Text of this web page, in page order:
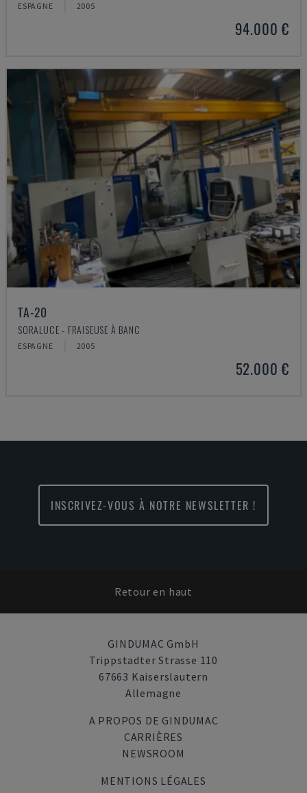
ESPAGNE 2005
94.000 €
TA-20
SORALUCE - FRAISEUSE À BANC
ESPAGNE 2005
52.000 €
INSCRIVEZ-VOUS À NOTRE NEWSLETTER !
Retour en haut
GINDUMAC GmbH
Trippstadter Strasse 110
67663 Kaiserslautern
Allemagne
A PROPOS DE GINDUMAC
CARRIÈRES
NEWSROOM
MENTIONS LÉGALES